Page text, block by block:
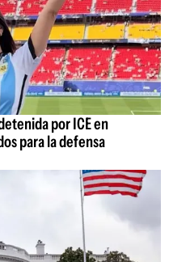
por ICE en
para la defensa